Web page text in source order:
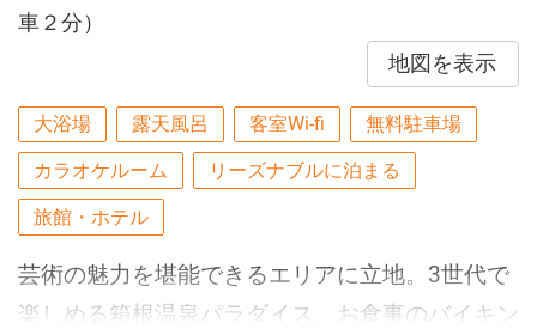
車２分）
地図を表示
大浴場 露天風呂 客室Wi-fi 無料駐車場
カラオケルーム リーズナブルに泊まる
旅館・ホテル
芸術の魅力を堪能できるエリアに立地。3世代で
楽しめる箱根温泉パラダイス。お食事のバイキン